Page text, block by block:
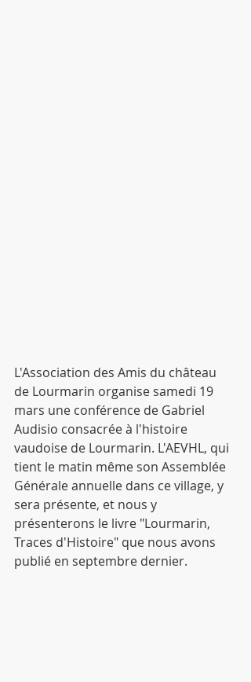
L'Association des Amis du château
de Lourmarin organise samedi 19
mars une conférence de Gabriel
Audisio consacrée à l'histoire
vaudoise de Lourmarin. L'AEVHL, qui
tient le matin même son Assemblée
Générale annuelle dans ce village, y
sera présente, et nous y
présenterons le livre "Lourmarin,
Traces d'Histoire" que nous avons
publié en septembre dernier.